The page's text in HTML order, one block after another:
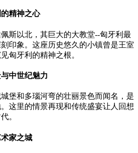
精神之心
斯以北，其巨大的大教堂--匈牙利最
印象。这座历史悠久的小镇曾是王室
匈牙利的精神之根。
中世纪魅力
堡和多瑙河弯的壮丽景色而闻名，是
这里的情景再现和传统盛宴让人回想
。
家之城